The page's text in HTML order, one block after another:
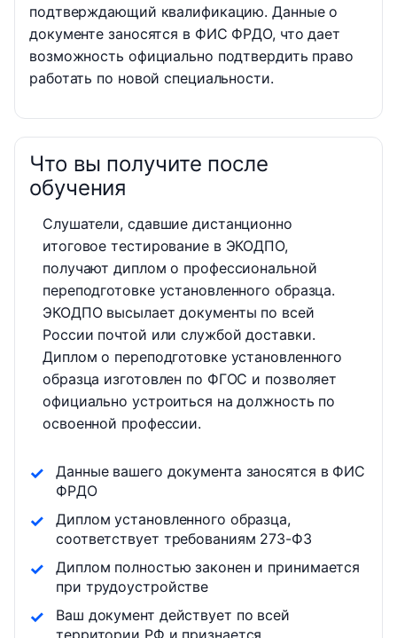
подтверждающий квалификацию. Данные о
документе заносятся в ФИС ФРДО, что дает
возможность официально подтвердить право
работать по новой специальности.
Что вы получите после
обучения
Слушатели, сдавшие дистанционно
итоговое тестирование в ЭКОДПО,
получают диплом о профессиональной
переподготовке установленного образца.
ЭКОДПО высылает документы по всей
России почтой или службой доставки.
Диплом о переподготовке установленного
образца изготовлен по ФГОС и позволяет
официально устроиться на должность по
освоенной профессии.
Данные вашего документа заносятся в ФИС
ФРДО
Диплом установленного образца,
соответствует требованиям 273-ФЗ
Диплом полностью законен и принимается
при трудоустройстве
Ваш документ действует по всей